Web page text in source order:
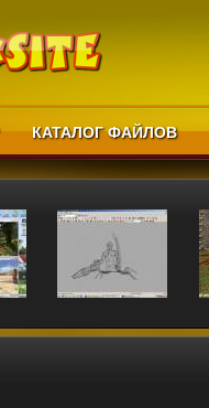
КАТАЛОГ ФАЙЛОВ